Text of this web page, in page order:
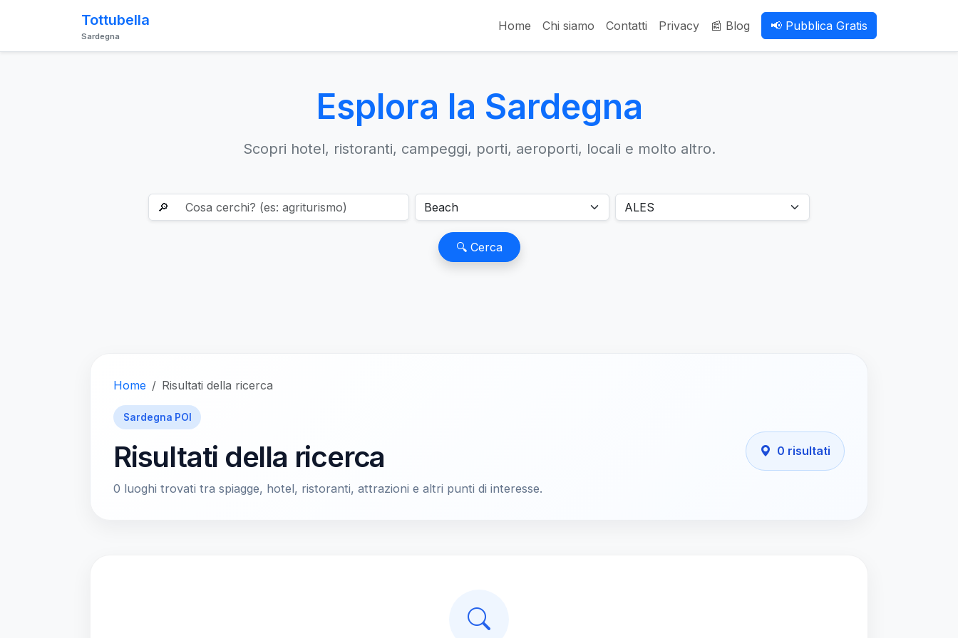
Tottubella
Sardegna
Home Chi siamo Contatti Privacy 📰 Blog 📢 Pubblica Gratis
Esplora la Sardegna
Scopri hotel, ristoranti, campeggi, porti, aeroporti, locali e molto altro.
🔎
🔍 Cerca
Home Risultati della ricerca
Sardegna POI
Risultati della ricerca
0 luoghi trovati tra spiagge, hotel, ristoranti, attrazioni e altri punti di interesse.
0 risultati